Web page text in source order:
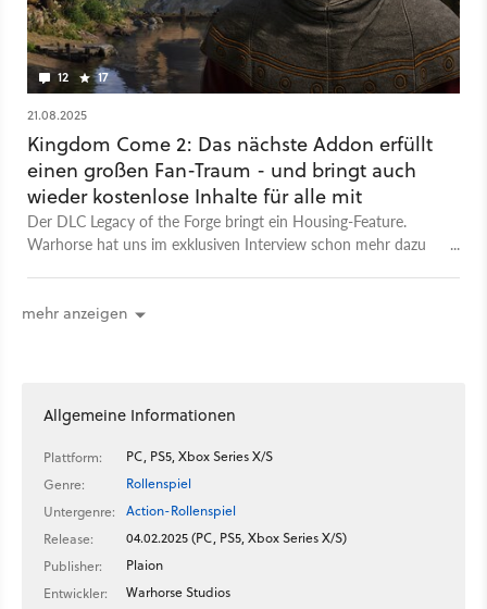
12 17
21.08.2025
Kingdom Come 2: Das nächste Addon erfüllt
einen großen Fan-Traum - und bringt auch
wieder kostenlose Inhalte für alle mit
Der DLC Legacy of the Forge bringt ein Housing-Feature.
Warhorse hat uns im exklusiven Interview schon mehr dazu
mehr anzeigen
Allgemeine Informationen
Plattform:
PC, PS5, Xbox Series X/S
Genre:
Rollenspiel
Untergenre:
Action-Rollenspiel
Release:
04.02.2025 (PC, PS5, Xbox Series X/S)
Publisher:
Plaion
Entwickler:
Warhorse Studios